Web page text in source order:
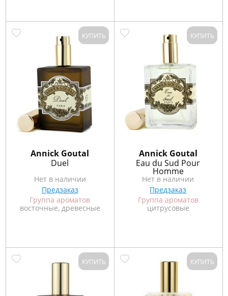
КУПИТЬ
Annick Goutal
Duel
Нет в наличии
Предзаказ
Группа ароматов
восточные, древесные
КУПИТЬ
Annick Goutal
Eau du Sud Pour
Homme
Нет в наличии
Предзаказ
Группа ароматов
цитрусовые
КУПИТЬ КУПИТЬ